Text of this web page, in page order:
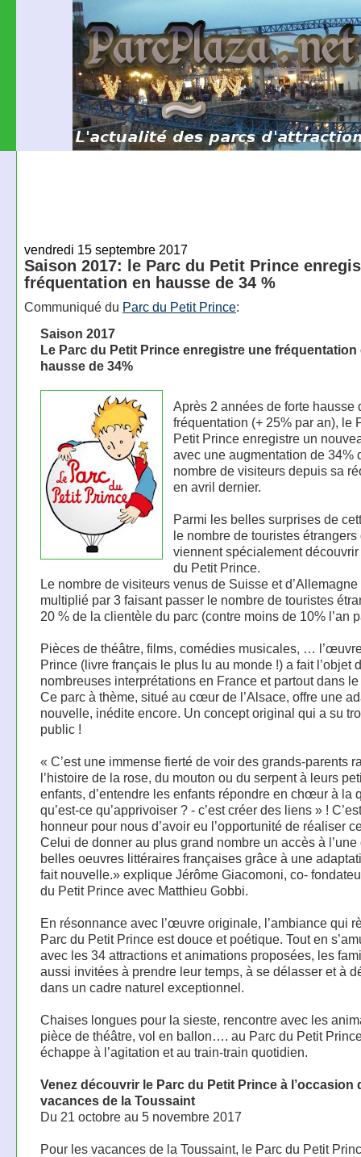
vendredi 15 septembre 2017
Saison 2017: le Parc du Petit Prince
fréquentation en hausse de 34 %
Communiqué du Parc du Petit Prince:
Saison 2017
Le Parc du Petit Prince enregistre une fréquentation
hausse de 34%
Après 2 années de forte hausse
fréquentation (+ 25% par an), le
Petit Prince enregistre un
avec une augmentation de 34%
nombre de visiteurs depuis sa
en avril dernier.
Parmi les belles surprises de
le nombre de touristes étrangers
viennent spécialement
du Petit Prince.
Le nombre de visiteurs venus de Suisse et d’Allemagne
multiplié par 3 faisant passer le nombre de touristes
20 % de la clientèle du parc (contre moins de 10% l’an
Pièces de théâtre, films, comédies musicales, …
Prince (livre français le plus lu au monde !) a fait l’objet
nombreuses interprétations en France et partout dans
Ce parc à thème, situé au cœur de l’Alsace, offre une
nouvelle, inédite encore. Un concept original qui a su
public !
« C’est une immense fierté de voir des grands-parents
l’histoire de la rose, du mouton ou du serpent à leurs
enfants, d’entendre les enfants répondre en chœur à la
qu’est-ce qu’apprivoiser ? - c’est créer des liens » !
honneur pour nous d’avoir eu l’opportunité de réaliser
Celui de donner au plus grand nombre un accès à l’une
belles oeuvres littéraires françaises grâce à une
fait nouvelle.» explique Jérôme Giacomoni, co-
du Petit Prince avec Matthieu Gobbi.
En résonnance avec l’œuvre originale, l’ambiance qui
Parc du Petit Prince est douce et poétique. Tout en
avec les 34 attractions et animations proposées, les
aussi invitées à prendre leur temps, à se délasser et à
dans un cadre naturel exceptionnel.
Chaises longues pour la sieste, rencontre avec les
pièce de théâtre, vol en ballon…. au Parc du Petit
échappe à l’agitation et au train-train quotidien.
Venez découvrir le Parc du Petit Prince à l’occasion
vacances de la Toussaint
Du 21 octobre au 5 novembre 2017
Pour les vacances de la Toussaint, le Parc du Petit